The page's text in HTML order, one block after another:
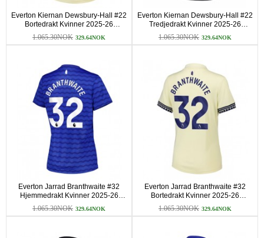
Everton Kiernan Dewsbury-Hall #22
Bortedrakt Kvinner 2025-26
Kortermet
1.065.30NOK 329.64NOK
Everton Kiernan Dewsbury-Hall #22
Tredjedrakt Kvinner 2025-26
Kortermet
1.065.30NOK 329.64NOK
Everton Jarrad Branthwaite #32
Hjemmedrakt Kvinner 2025-26
Kortermet
1.065.30NOK 329.64NOK
Everton Jarrad Branthwaite #32
Bortedrakt Kvinner 2025-26
Kortermet
1.065.30NOK 329.64NOK